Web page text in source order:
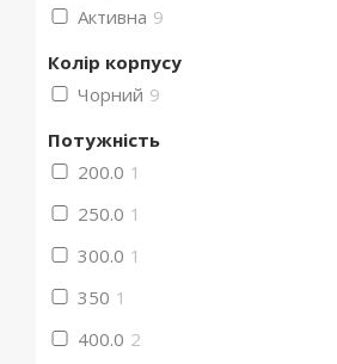
Активна 9
Колір корпусу
Чорний 9
Потужність
200.0 1
250.0 1
300.0 1
350 1
400.0 2